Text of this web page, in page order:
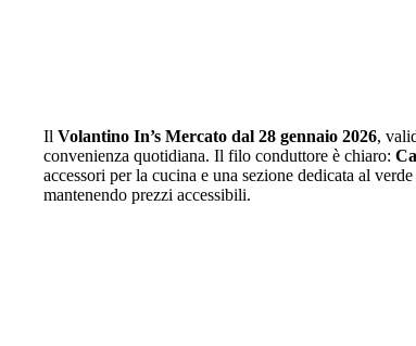
Il Volantino In’s Mercato dal 28 gennaio 2026,
convenienza quotidiana. Il filo conduttore è chiaro:
accessori per la cucina e una sezione dedicata al
mantenendo prezzi accessibili.